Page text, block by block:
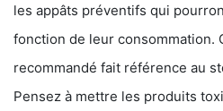
les appâts préventifs qui
fonction de leur consommation.
recommandé fait référence au
Pensez à mettre les produits